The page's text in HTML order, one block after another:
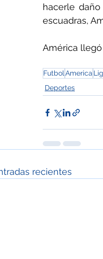
hacerle
escuadras,
América llegó
FutbolAmerica
Deportes
recientes